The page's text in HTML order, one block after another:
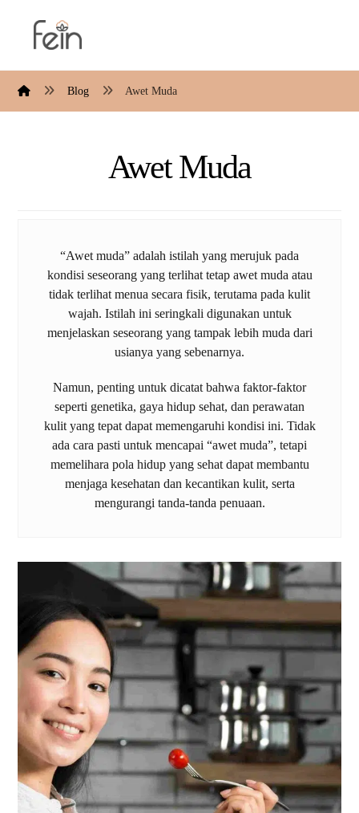
Blog Awet Muda
Awet Muda
“Awet muda” adalah istilah yang merujuk pada
kondisi seseorang yang terlihat tetap awet muda atau
tidak terlihat menua secara fisik, terutama pada kulit
wajah. Istilah ini seringkali digunakan untuk
menjelaskan seseorang yang tampak lebih muda dari
usianya yang sebenarnya.
Namun, penting untuk dicatat bahwa faktor-faktor
seperti genetika, gaya hidup sehat, dan perawatan
kulit yang tepat dapat memengaruhi kondisi ini. Tidak
ada cara pasti untuk mencapai “awet muda”, tetapi
memelihara pola hidup yang sehat dapat membantu
menjaga kesehatan dan kecantikan kulit, serta
mengurangi tanda-tanda penuaan.